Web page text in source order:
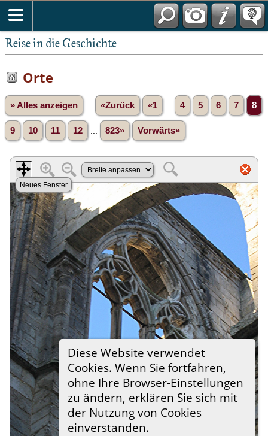
Reise in die Geschichte
Orte
» Alles anzeigen «Zurück «1 4 5 6 7 8
9 10 11 12 823» Vorwärts»